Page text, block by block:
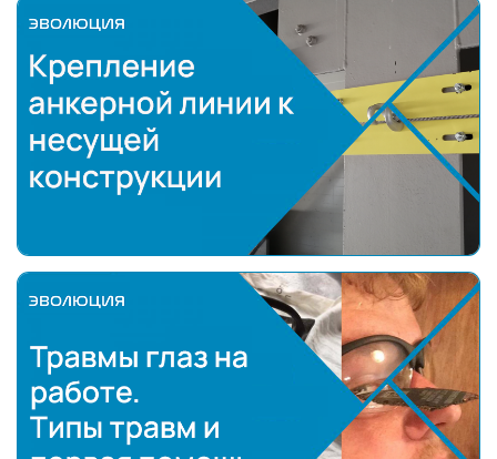
Крепление анкерной линии к несущей
Травмы глаз на работе.